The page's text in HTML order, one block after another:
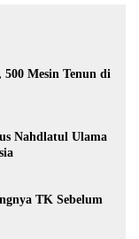
Mesin Tenun di
Nahdlatul Ulama
TK Sebelum